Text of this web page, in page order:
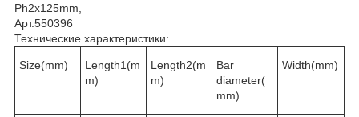
Ph2x125mm,
Арт.550396
Технические характеристики:
Size(mm)
Length1(m
m)
Length2(m
m)
Bar
diameter(
mm)
Width(mm)